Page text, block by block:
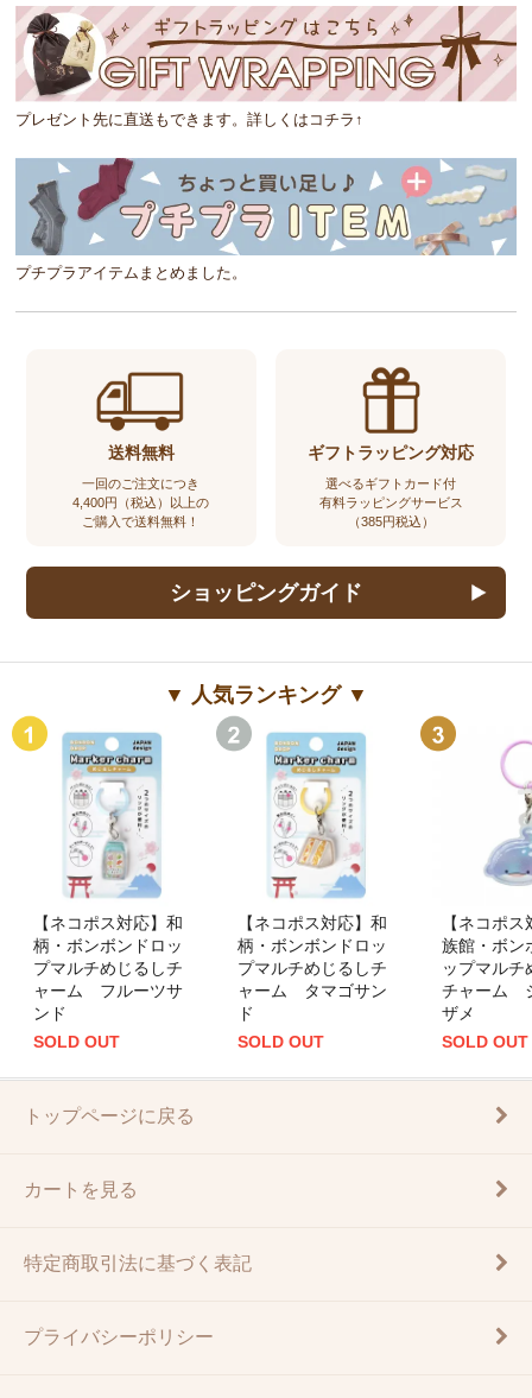
プレゼント先に直送もできます。詳しくはコチラ↑
プチプラアイテムまとめました。
送料無料
一回のご注文につき
4,400円（税込）以上の
ご購入で送料無料！
ギフトラッピング対応
選べるギフトカード付
有料ラッピングサービス
（385円税込）
ショッピングガイド
▼ 人気ランキング ▼
【ネコポス対応】和
柄・ボンボンドロッ
プマルチめじるしチ
ャーム フルーツサ
ンド
SOLD OUT
【ネコポス対応】和
柄・ボンボンドロッ
プマルチめじるしチ
ャーム タマゴサン
ド
SOLD OUT
【ネコポ
族館・ボン
ップマルチ
チャーム
ザメ
SOLD OUT
トップページに戻る
カートを見る
特定商取引法に基づく表記
プライバシーポリシー